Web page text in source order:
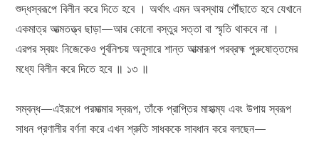
শুদ্ধস্বরূপে বিলীন করে দিতে হবে । অর্থাৎ এমন অবস্থায় পৌঁছাতে হবে যেখানে
একমাত্র আত্মতত্ত্ব ছাড়া—আর কোনো বস্তুর সত্তা বা স্মৃতি থাকবে না ।
এরপর স্বয়ং নিজেকেও পূর্বনিশ্চয় অনুসারে শান্ত আত্মারূপ পরব্রহ্ম পুরুষোত্তমের
মধ্যে বিলীন করে দিতে হবে ॥ ১৩ ॥
সম্বন্ধ—এইরূপে পরমাত্মার স্বরূপ, তাঁকে প্রাপ্তির মাহাত্ম্য এবং উপায় স্বরূপ
সাধন প্রণালীর বর্ণনা করে এখন শ্রুতি সাধককে সাবধান করে বলছেন—